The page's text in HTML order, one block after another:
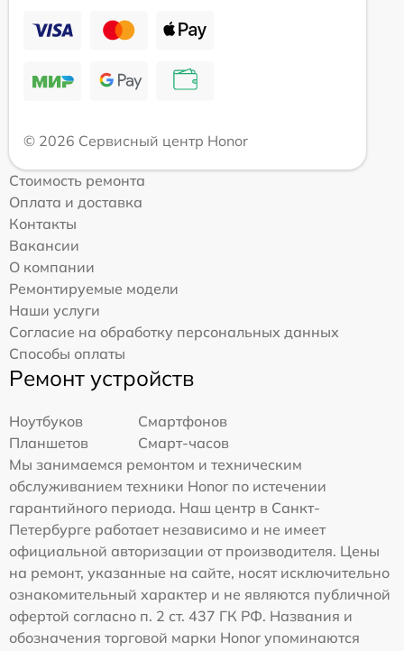
© 2026 Сервисный центр Honor
Стоимость ремонта
Оплата и доставка
Контакты
Вакансии
О компании
Ремонтируемые модели
Наши услуги
Согласие на обработку персональных данных
Способы оплаты
Ремонт устройств
Ноутбуков
Смартфонов
Планшетов
Смарт-часов
Мы занимаемся ремонтом и техническим
обслуживанием техники Honor по истечении
гарантийного периода. Наш центр в Санкт-
Петербурге работает независимо и не имеет
официальной авторизации от производителя. Цены
на ремонт, указанные на сайте, носят исключительно
ознакомительный характер и не являются публичной
офертой согласно п. 2 ст. 437 ГК РФ. Названия и
обозначения торговой марки Honor упоминаются